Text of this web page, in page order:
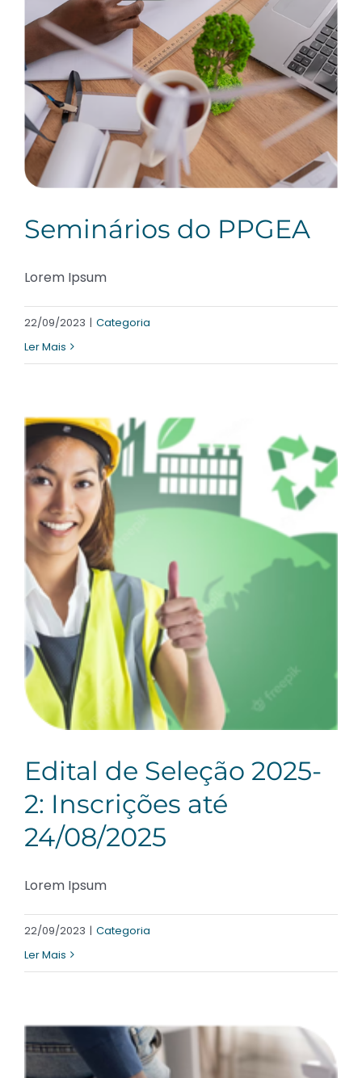
Seminários do PPGEA
Lorem Ipsum
22/09/2023 | Categoria
Ler Mais
Edital de Seleção 2025-
2: Inscrições até
24/08/2025
Lorem Ipsum
22/09/2023 | Categoria
Ler Mais